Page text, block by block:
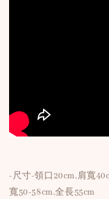
-尺寸-領口20cm,肩寬
寬50-58cm,全長55cm